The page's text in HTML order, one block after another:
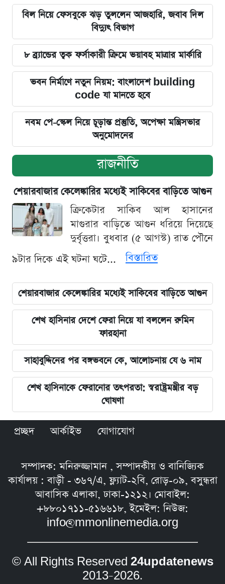
বিল নিয়ে ফেসবুকে ঝড় তুললেন আজহারি, জবাব দিল
বিদ্যুৎ বিভাগ
৮ ব্র্যান্ডের ত্বক ফর্সাকারী ক্রিমে ভয়াবহ মাত্রার মার্কারি
ভবন নির্মাণে নতুন নিয়ম: বাংলাদেশ building
code যা মানতে হবে
নবম পে-স্কেল নিয়ে চূড়ান্ত প্রস্তুতি, অপেক্ষা মন্ত্রিসভার
অনুমোদনের
রাজনীতি
শেয়ারবাজার কেলেঙ্কারির মধ্যেই সাকিবের বাড়িতে আগুন
ক্রিকেটার সাকিব আল হাসানের
মাগুরার বাড়িতে আগুন ধরিয়ে দিয়েছে
দুর্বৃত্তরা। বুধবার (৫ আগস্ট) রাত পৌনে
৯টার দিকে এই ঘটনা ঘটে...
বিস্তারিত
শেয়ারবাজার কেলেঙ্কারির মধ্যেই সাকিবের বাড়িতে আগুন
শেখ হাসিনার দেশে ফেরা নিয়ে যা বললেন রুমিন
ফারহানা
সাহাবুদ্দিনের পর বঙ্গভবনে কে, আলোচনায় যে ৬ নাম
শেখ হাসিনাকে ফেরানোর তৎপরতা: স্বরাষ্ট্রমন্ত্রীর বড়
ঘোষণা
প্রচ্ছদ আর্কাইভ যোগাযোগ
সম্পাদক: মনিরুজ্জামান , সম্পাদকীয় ও বানিজ্যিক
কার্যালয় : বাড়ী - ৩৬৭/এ, ফ্ল্যাট-২বি, রোড়-০৯, বসুন্ধরা
আবাসিক এলাকা, ঢাকা-১২১২। মোবাইল:
+৮৮০১৭১১-৫১৬৬১৮, ইমেইল: নিউজ:
info@mmonlinemedia.org
© All Rights Reserved 24updatenews
2013–2026.